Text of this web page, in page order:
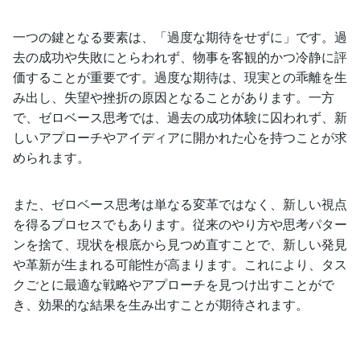
一つの鍵となる要素は、「過度な期待をせずに」です。過
去の成功や失敗にとらわれず、物事を客観的かつ冷静に評
価することが重要です。過度な期待は、現実との乖離を生
み出し、失望や挫折の原因となることがあります。一方
で、ゼロベース思考では、過去の成功体験に囚われず、新
しいアプローチやアイディアに開かれた心を持つことが求
められます。
また、ゼロベース思考は単なる変革ではなく、新しい視点
を得るプロセスでもあります。従来のやり方や思考パター
ンを捨て、現状を根底から見つめ直すことで、新しい発見
や革新が生まれる可能性が高まります。これにより、タス
クごとに最適な戦略やアプローチを見つけ出すことがで
き、効果的な結果を生み出すことが期待されます。